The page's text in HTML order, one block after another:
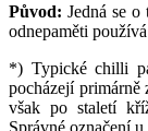
Původ:Jedná se
odnepaměti
*) Typické chilli
pocházejí
však po staletí
Správné označení